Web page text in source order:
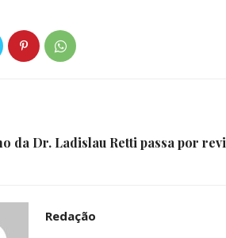
da Dr. Ladislau Retti passa por
Redação